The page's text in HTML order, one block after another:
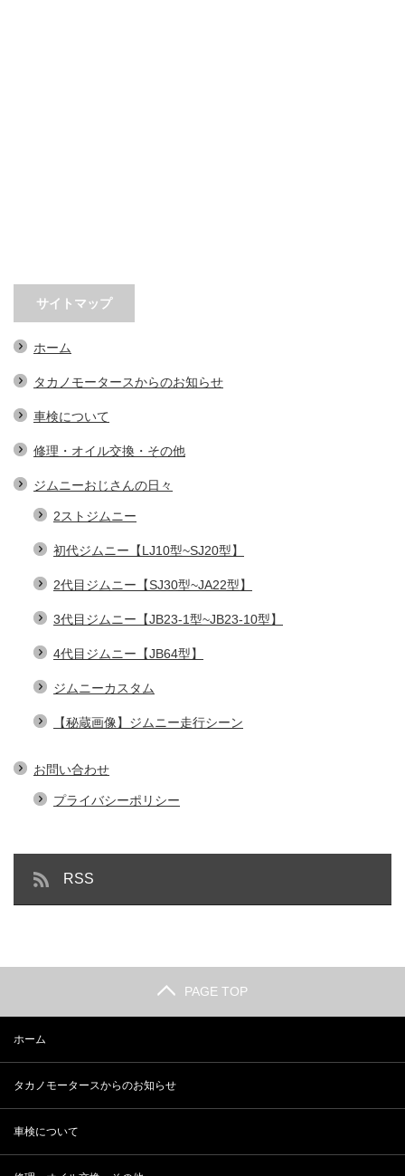
サイトマップ
ホーム
タカノモータースからのお知らせ
車検について
修理・オイル交換・その他
ジムニーおじさんの日々
2ストジムニー
初代ジムニー【LJ10型~SJ20型】
2代目ジムニー【SJ30型~JA22型】
3代目ジムニー【JB23-1型~JB23-10型】
4代目ジムニー【JB64型】
ジムニーカスタム
【秘蔵画像】ジムニー走行シーン
お問い合わせ
プライバシーポリシー
RSS
PAGE TOP
ホーム
タカノモータースからのお知らせ
車検について